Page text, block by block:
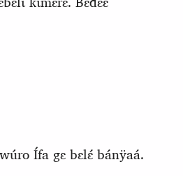
Ífa gɛ bɛlɛ́ bánÿaá.